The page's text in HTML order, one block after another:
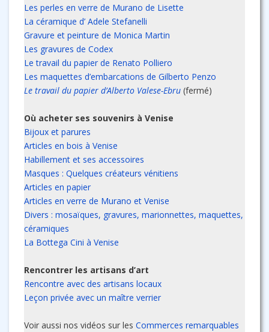
Les perles en verre de Murano de Lisette
La céramique d’ Adele Stefanelli
Gravure et peinture de Monica Martin
Les gravures de Codex
Le travail du papier de Renato Polliero
Les maquettes d’embarcations de Gilberto Penzo
Le travail du papier d’Alberto Valese-Ebru (fermé)
Où acheter ses souvenirs à Venise
Bijoux et parures
Articles en bois à Venise
Habillement et ses accessoires
Masques : Quelques créateurs vénitiens
Articles en papier
Articles en verre de Murano et Venise
Divers : mosaïques, gravures, marionnettes, maquettes,
céramiques
La Bottega Cini à Venise
Rencontrer les artisans d’art
Rencontre avec des artisans locaux
Leçon privée avec un maître verrier
Voir aussi nos vidéos sur les Commerces remarquables